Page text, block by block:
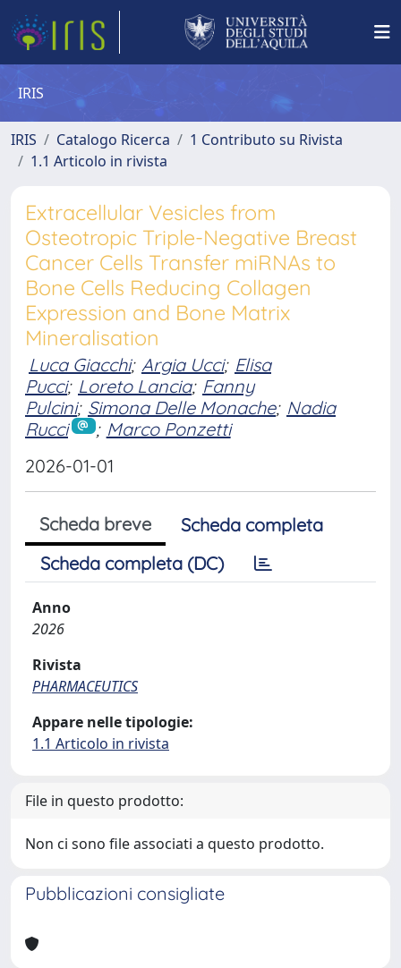
IRIS
IRIS Catalogo Ricerca
1 Contributo su Rivista
1.1 Articolo in rivista
Extracellular Vesicles from
Osteotropic Triple-Negative Breast
Cancer Cells Transfer miRNAs to
Bone Cells Reducing Collagen
Expression and Bone Matrix
Mineralisation
Luca Giacchi; Argia Ucci; Elisa
Pucci; Loreto Lancia; Fanny
Pulcini; Simona Delle Monache; Nadia
Rucci
; Marco Ponzetti
2026-01-01
Scheda breve
Scheda completa
Scheda completa (DC)
Anno
2026
Rivista
PHARMACEUTICS
Appare nelle tipologie:
1.1 Articolo in rivista
File in questo prodotto:
Non ci sono file associati a questo prodotto.
Pubblicazioni consigliate